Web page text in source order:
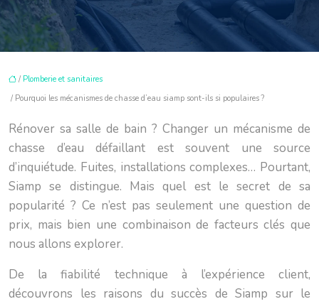
/ Plomberie et sanitaires
/ Pourquoi les mécanismes de chasse d’eau siamp sont-ils si populaires ?
Rénover sa salle de bain ? Changer un mécanisme de
chasse d’eau défaillant est souvent une source
d’inquiétude. Fuites, installations complexes… Pourtant,
Siamp se distingue. Mais quel est le secret de sa
popularité ? Ce n’est pas seulement une question de
prix, mais bien une combinaison de facteurs clés que
nous allons explorer.
De la fiabilité technique à l’expérience client,
découvrons les raisons du succès de Siamp sur le